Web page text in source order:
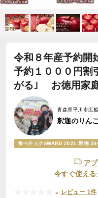
令和８年産予約
予約１０００円割
がる｣ お徳用家
青森県平川市広船
釈迦のりん
食べチョクAWARD 2021 果物 26
アプ
今すぐ使え
- レビュー 1件